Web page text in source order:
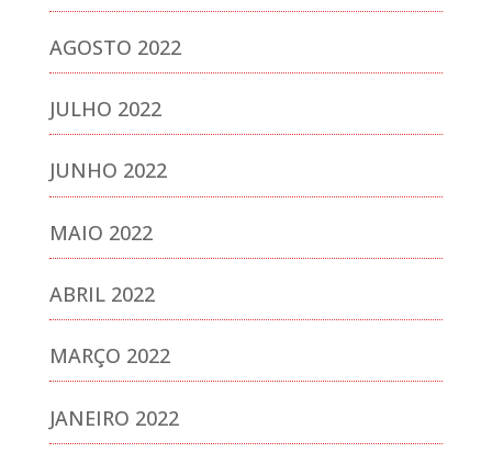
AGOSTO 2022
JULHO 2022
JUNHO 2022
MAIO 2022
ABRIL 2022
MARÇO 2022
JANEIRO 2022